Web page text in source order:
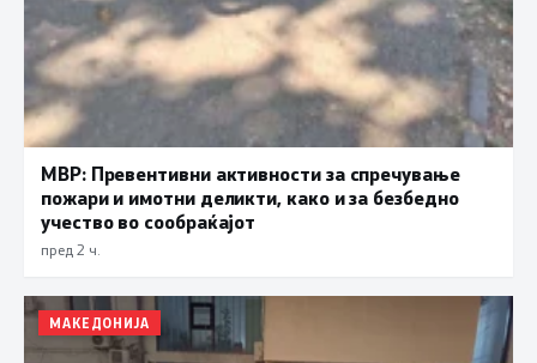
МВР: Превентивни активности за спречување
пожари и имотни деликти, како и за безбедно
учество во сообраќајот
пред 2 ч.
МАКЕДОНИЈА